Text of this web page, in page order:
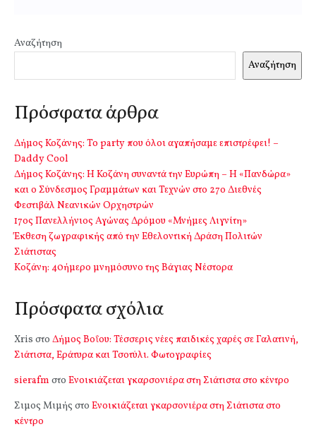
Αναζήτηση
Αναζήτηση
Πρόσφατα άρθρα
Δήμος Κοζάνης: Το party που όλοι αγαπήσαμε επιστρέφει! –
Daddy Cool
Δήμος Κοζάνης: Η Κοζάνη συναντά την Ευρώπη – Η «Πανδώρα»
και ο Σύνδεσμος Γραμμάτων και Τεχνών στο 27ο Διεθνές
Φεστιβάλ Νεανικών Ορχηστρών
17ος Πανελλήνιος Αγώνας Δρόμου «Μνήμες Λιγνίτη»
Έκθεση ζωγραφικής από την Εθελοντική Δράση Πολιτών
Σιάτιστας
Kοζάνη: 40ήμερο μνημόσυνο της Βάγιας Νέστορα
Πρόσφατα σχόλια
Xris στο Δήμος Βοΐου: Τέσσερις νέες παιδικές χαρές σε Γαλατινή,
Σιάτιστα, Εράτυρα και Τσοτύλι. Φωτογραφίες
sierafm στο Ενοικιάζεται γκαρσονιέρα στη Σιάτιστα στο κέντρο
Σιμος Μιμής στο Ενοικιάζεται γκαρσονιέρα στη Σιάτιστα στο
κέντρο